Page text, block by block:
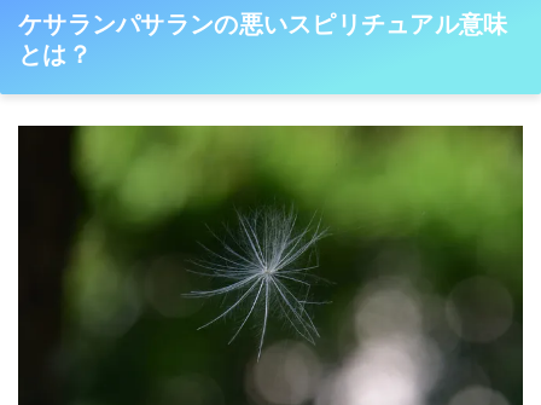
ケサランパサランの悪いスピリチュアル意味
とは？